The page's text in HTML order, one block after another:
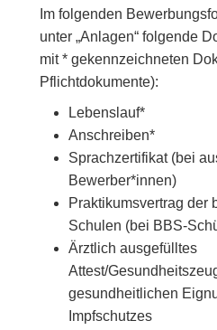
Im folgenden
unter „Anlagen“ folgende
mit * gekennzeichneten
Pflichtdokumente):
Lebenslauf*
Anschreiben*
Sprachzertifikat (bei
Bewerber*innen)
Praktikumsvertrag der
Schulen (bei BBS-
Ärztlich ausgefülltes
Attest/
gesundheitlichen
Impfschutzes